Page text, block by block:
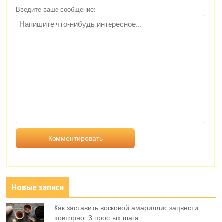
Введите ваше сообщение:
Новые записи
Как заставить восковой амариллис зацвести
повторно: 3 простых шага